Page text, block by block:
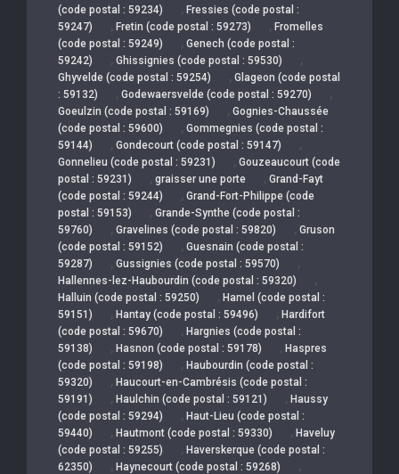
(code postal : 59234)
, Fressies (code postal :
59247)
, Fretin (code postal : 59273) , Fromelles
(code postal : 59249)
, Genech (code postal :
59242)
, Ghissignies (code postal : 59530) ,
Ghyvelde (code postal : 59254) , Glageon (code postal
: 59132)
, Godewaersvelde (code postal : 59270) ,
Goeulzin (code postal : 59169) , Gognies-Chaussée
(code postal : 59600)
, Gommegnies (code postal :
59144)
, Gondecourt (code postal : 59147) ,
Gonnelieu (code postal : 59231) , Gouzeaucourt (code
postal : 59231)
, graisser une porte , Grand-Fayt
(code postal : 59244)
, Grand-Fort-Philippe (code
postal : 59153)
, Grande-Synthe (code postal :
59760)
, Gravelines (code postal : 59820) , Gruson
(code postal : 59152)
, Guesnain (code postal :
59287)
, Gussignies (code postal : 59570) ,
Hallennes-lez-Haubourdin (code postal : 59320) ,
Halluin (code postal : 59250) , Hamel (code postal :
59151)
, Hantay (code postal : 59496) , Hardifort
(code postal : 59670)
, Hargnies (code postal :
59138)
, Hasnon (code postal : 59178) , Haspres
(code postal : 59198)
, Haubourdin (code postal :
59320)
, Haucourt-en-Cambrésis (code postal :
59191)
, Haulchin (code postal : 59121) , Haussy
(code postal : 59294)
, Haut-Lieu (code postal :
59440)
, Hautmont (code postal : 59330) , Haveluy
(code postal : 59255)
, Haverskerque (code postal :
62350)
, Haynecourt (code postal : 59268) ,